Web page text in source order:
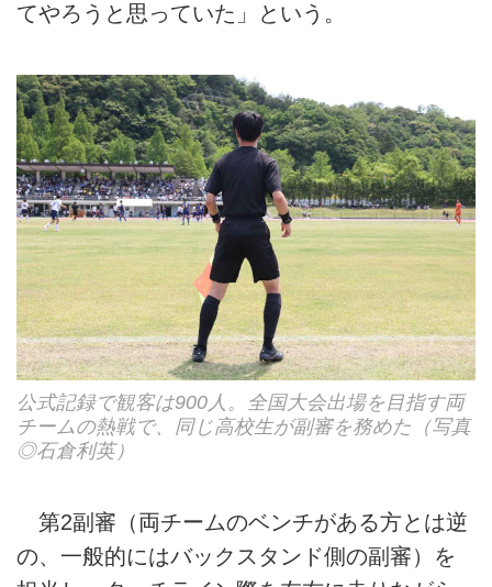
てやろうと思っていた」という。
公式記録で観客は900人。全国大会出場を目指す両
チームの熱戦で、同じ高校生が副審を務めた（写真
◎石倉利英）
第2副審（両チームのベンチがある方とは逆
の、一般的にはバックスタンド側の副審）を